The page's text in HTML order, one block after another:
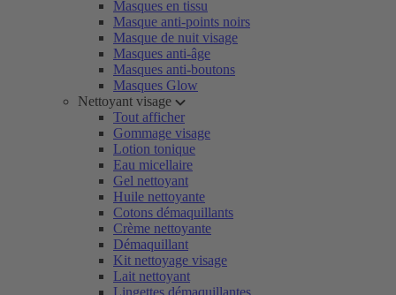
Masques en tissu
Masque anti-points noirs
Masque de nuit visage
Masques anti-âge
Masques anti-boutons
Masques Glow
Nettoyant visage
Tout afficher
Gommage visage
Lotion tonique
Eau micellaire
Gel nettoyant
Huile nettoyante
Cotons démaquillants
Crème nettoyante
Démaquillant
Kit nettoyage visage
Lait nettoyant
Lingettes démaquillantes